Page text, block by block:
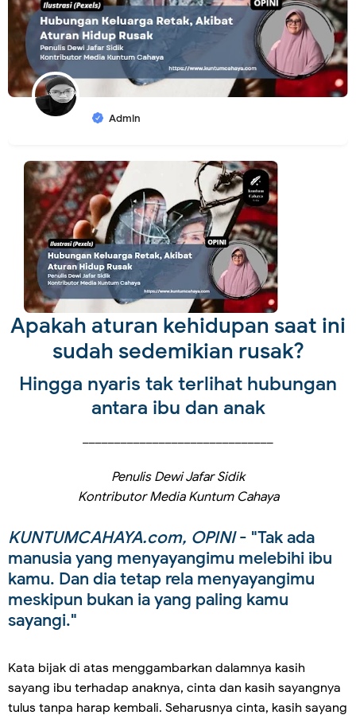
Admin
Apakah aturan kehidupan saat ini
sudah sedemikian rusak?
Hingga nyaris tak terlihat hubungan
antara ibu dan anak
Penulis Dewi Jafar Sidik
Kontributor Media Kuntum Cahaya
KUNTUMCAHAYA.com, OPINI- "Tak ada
manusia yang menyayangimu melebihi ibu
kamu. Dan dia tetap rela menyayangimu
meskipun bukan ia yang paling kamu
sayangi."
Kata bijak di atas menggambarkan dalamnya kasih
sayang ibu terhadap anaknya, cinta dan kasih sayangnya
tulus tanpa harap kembali. Seharusnya cinta, kasih sayang